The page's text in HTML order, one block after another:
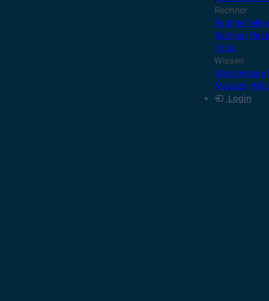
Rechner
Rechner
Rechner
Tools
Wissen
Mietverträge
Magazin
Login